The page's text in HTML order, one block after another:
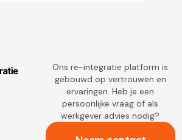
Ons re-integratie platform is
gebouwd op vertrouwen en
ervaringen. Heb je een
persoonlijke vraag of als
werkgever advies nodig?